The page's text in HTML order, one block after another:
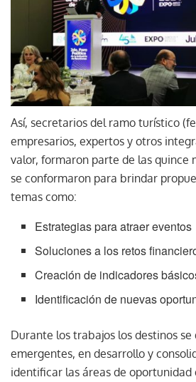
Así, secretarios del ramo turístico
empresarios, expertos y otros
valor, formaron parte de las quince
se conformaron para brindar
temas como:
Estrategias para atraer eventos
Soluciones a los retos
Creación de indicadores
Identificación de nuevas
Durante los trabajos los destinos
emergentes, en desarrollo y
identificar las áreas de oportunidad